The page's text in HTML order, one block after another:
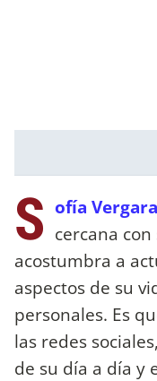
S ofía Vergara
cercana
acostumbra a
aspectos de su
personales. Es
las redes
de su día a día y